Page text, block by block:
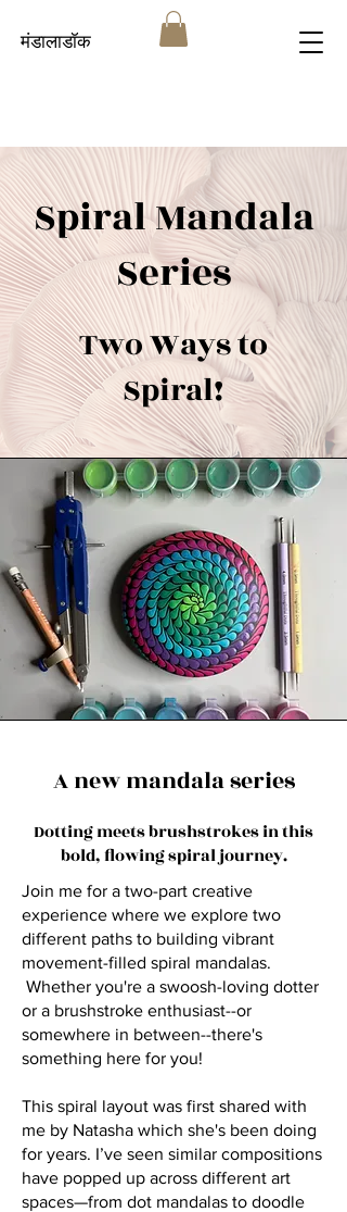
मंडालाडॉक
Spiral Mandala
Series
Two Ways to
Spiral!
A new mandala series
Dotting meets brushstrokes in this
bold, flowing spiral journey.
Join me for a two-part creative
experience where we explore two
different paths to building vibrant
movement-filled spiral mandalas.
Whether you're a swoosh-loving dotter
or a brushstroke enthusiast--or
somewhere in between--there's
something here for you!
This spiral layout was first shared with
me by Natasha which she's been doing
for years. I’ve seen similar compositions
have popped up across different art
spaces—from dot mandalas to doodle